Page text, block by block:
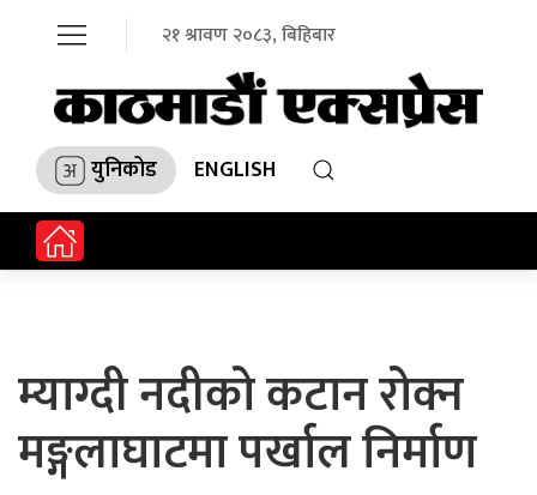
२१ श्रावण २०८३, बिहिबार
युनिकोड ENGLISH
म्याग्दी नदीको कटान रोक्न
मङ्गलाघाटमा पर्खाल निर्माण